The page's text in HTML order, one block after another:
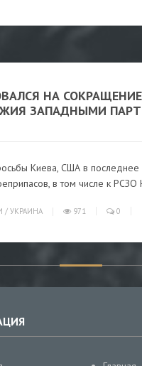
НА
ЗАПАДНЫМИ
Киева, США в последнее
в том числе к РСЗО
/ УКРАИНА 971 0